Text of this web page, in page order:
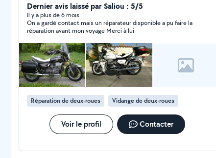
Dernier avis laissé par Saliou : 5/5
Il y a plus de 6 mois
On a gardé contact mais un réparateur disponible a pu faire la
réparation avant mon voyage Merci à lui
Réparation de deux-roues Vidange de deux-roues
Voir le profil Contacter